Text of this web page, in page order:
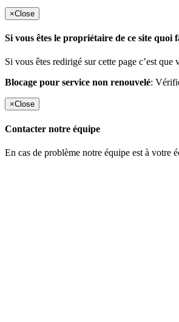
×Close
Si vous êtes le propriétaire de ce site quoi
Si vous êtes redirigé sur cette page c’est que
Blocage pour service non renouvelé:
×Close
Contacter notre équipe
En cas de problème notre équipe est à votre